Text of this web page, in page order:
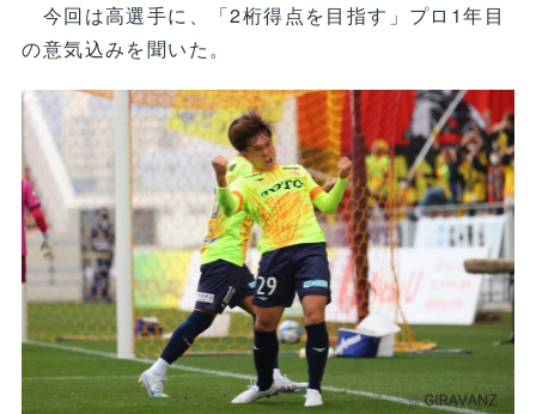
今回は高選手に、「2桁得点を目指す」プロ1年目
の意気込みを聞いた。